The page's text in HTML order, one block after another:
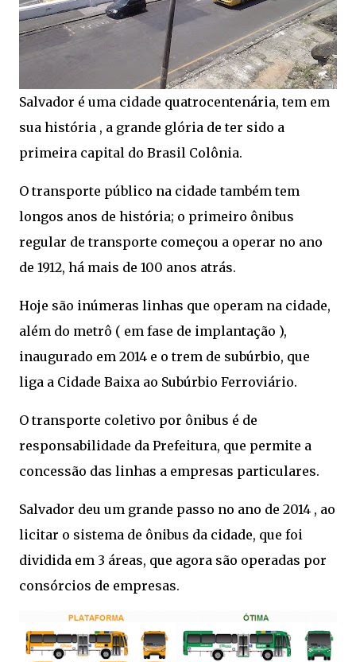
Salvador é uma cidade quatrocentenária, tem em
sua história , a grande glória de ter sido a
primeira capital do Brasil Colônia.
O transporte público na cidade também tem
longos anos de história; o primeiro ônibus
regular de transporte começou a operar no ano
de 1912, há mais de 100 anos atrás.
Hoje são inúmeras linhas que operam na cidade,
além do metrô ( em fase de implantação ),
inaugurado em 2014 e o trem de subúrbio, que
liga a Cidade Baixa ao Subúrbio Ferroviário.
O transporte coletivo por ônibus é de
responsabilidade da Prefeitura, que permite a
concessão das linhas a empresas particulares.
Salvador deu um grande passo no ano de 2014 , ao
licitar o sistema de ônibus da cidade, que foi
dividida em 3 áreas, que agora são operadas por
consórcios de empresas.